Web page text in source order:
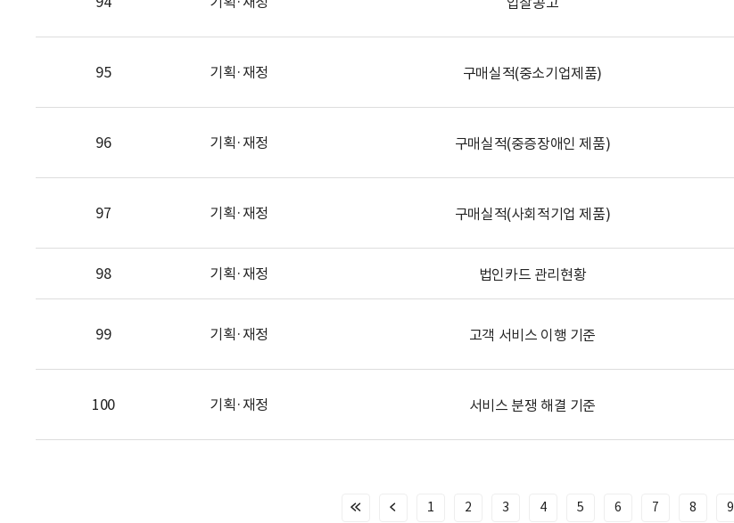
95 기획·재정 구매실적(중소기업제품)
96 기획·재정 구매실적(중증장애인 제품)
97 기획·재정 구매실적(사회적기업 제품)
98 기획·재정 법인카드 관리현황
99 기획·재정 고객 서비스 이행 기준
100 기획·재정 서비스 분쟁 해결 기준
처
이
1 2 3 4 5 6 7 8 9